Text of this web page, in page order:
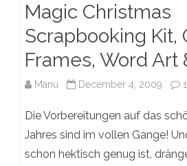
Magic Christmas
Scrapbooking Kit,
Frames, Word Art
Manu December 4, 2009
Die Vorbereitungen auf das
Jahres sind im vollen Gange!
schon hektisch genug ist,